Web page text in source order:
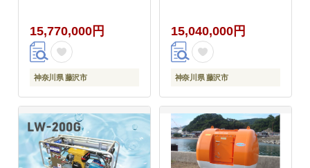
災 グッズ 災害 対策 備
蓄 避難 介護 地震 台風
アウトドア キャンプ 日
用品 小分け 食べ物以外
15,770,000円
神奈川県 藤沢市
災 グッズ 災害 対策 備
蓄 避難 介護 地震 台風
アウトドア キャンプ 日
用品 小分け 食べ物以外
15,040,000円
神奈川県 藤沢市